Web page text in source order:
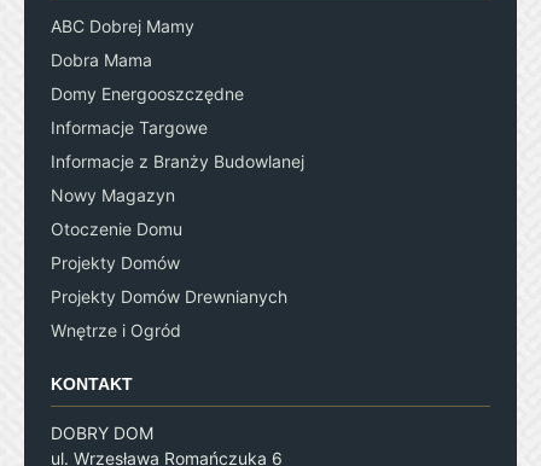
ABC Dobrej Mamy
Dobra Mama
Domy Energooszczędne
Informacje Targowe
Informacje z Branży Budowlanej
Nowy Magazyn
Otoczenie Domu
Projekty Domów
Projekty Domów Drewnianych
Wnętrze i Ogród
KONTAKT
DOBRY DOM
ul. Wrzesława Romańczuka 6